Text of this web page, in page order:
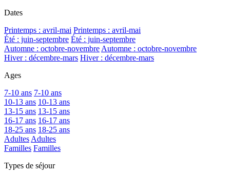
Dates
Printemps : avril-mai Printemps : avril-mai
Été : juin-septembre Été : juin-septembre
Automne : octobre-novembre Automne : octobre-novembre
Hiver : décembre-mars Hiver : décembre-mars
Ages
7-10 ans 7-10 ans
10-13 ans 10-13 ans
13-15 ans 13-15 ans
16-17 ans 16-17 ans
18-25 ans 18-25 ans
Adultes Adultes
Familles Familles
Types de séjour